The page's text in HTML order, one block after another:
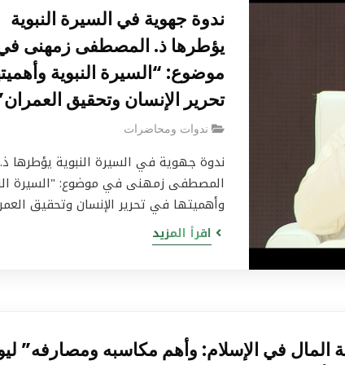
ندوة جهوية في السيرة النبوية
يؤطرها ذ. المصطفى زمهنى
موضوع: “السيرة النبوية
تحرير الإنسان وتحقيق
ندوات ومحاضرات
ندوة جهوية في السيرة النبوية يؤطرها ذ.
المصطفى زمهنى في موضوع: "السيرة
وأهميتها في تحرير الإنسان وتحقيق
اقرأ المزيد